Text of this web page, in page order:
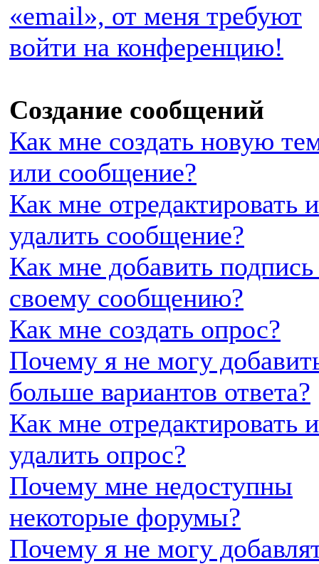
«email», от меня требуют
войти на конференцию!
Создание сообщений
Как мне создать новую
или сообщение?
Как мне отредактировать
удалить сообщение?
Как мне добавить подпись
своему сообщению?
Как мне создать опрос?
Почему я не могу
больше вариантов ответа?
Как мне отредактировать
удалить опрос?
Почему мне недоступны
некоторые форумы?
Почему я не могу